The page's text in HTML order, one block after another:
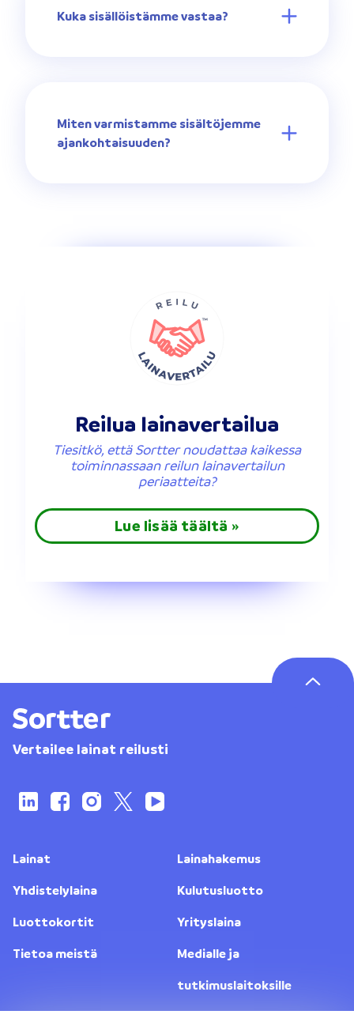
Kuka sisällöistämme vastaa?
Miten varmistamme sisältöjemme
ajankohtaisuuden?
Reilua lainavertailua
Tiesitkö, että Sortter noudattaa kaikessa
toiminnassaan reilun lainavertailun
periaatteita?
Lue lisää täältä »
Vertailee lainat reilusti
Lainat
Lainahakemus
Yhdistelylaina
Kulutusluotto
Luottokortit
Yrityslaina
Tietoa meistä
Medialle ja
tutkimuslaitoksille